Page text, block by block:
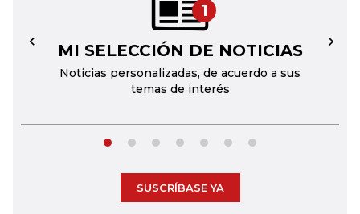
1
MI SELECCIÓN DE NOTICIAS
Noticias personalizadas, de acuerdo a sus
temas de interés
← →
SUSCRÍBASE YA